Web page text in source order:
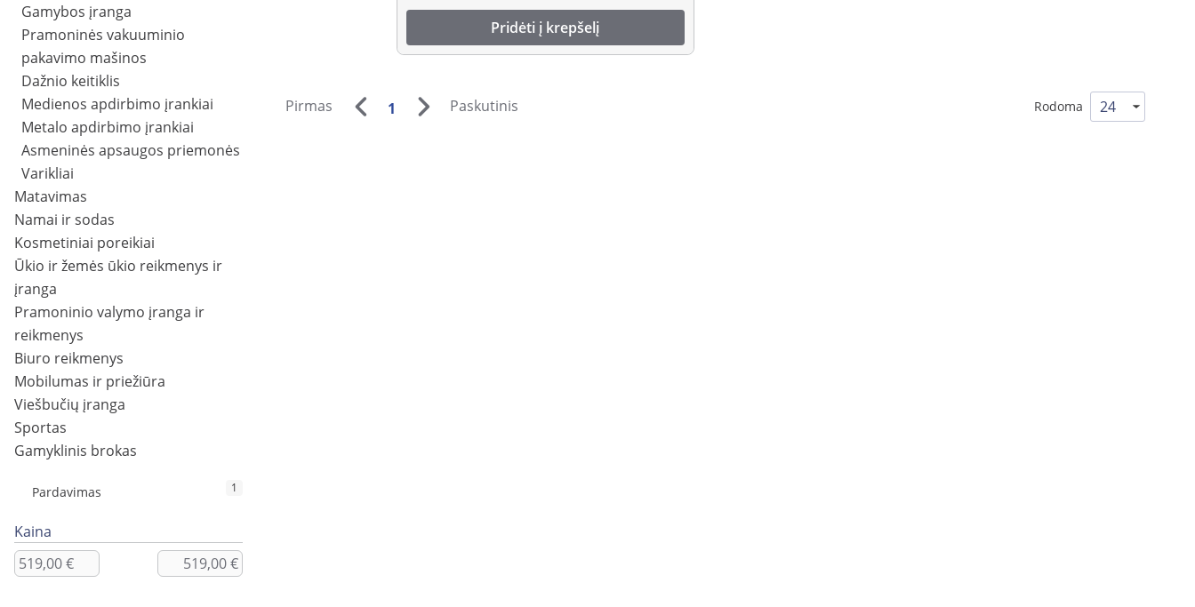
Gamybos įranga
Pramoninės vakuuminio
pakavimo mašinos
Dažnio keitiklis
Medienos apdirbimo įrankiai
Metalo apdirbimo įrankiai
Asmeninės apsaugos priemonės
Varikliai
Matavimas
Namai ir sodas
Kosmetiniai poreikiai
Ūkio ir žemės ūkio reikmenys ir
įranga
Pramoninio valymo įranga ir
reikmenys
Biuro reikmenys
Mobilumas ir priežiūra
Viešbučių įranga
Sportas
Gamyklinis brokas
Pardavimas 1
Kaina
Pridėti į krepšelį
Pirmas 1 Paskutinis Rodoma